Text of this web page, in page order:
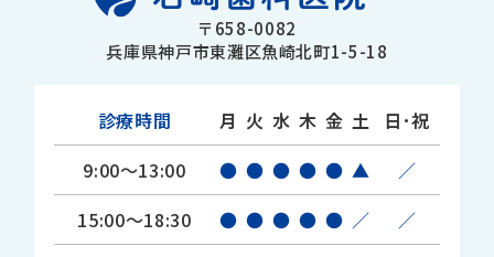
〒658-0082
兵庫県神戸市東灘区魚崎北町1-5-18
診療時間 月 火 水 木 金 土
日･祝
9:00～13:00
● ● ● ● ● ▲
／
15:00～18:30
● ● ● ● ● ／ ／